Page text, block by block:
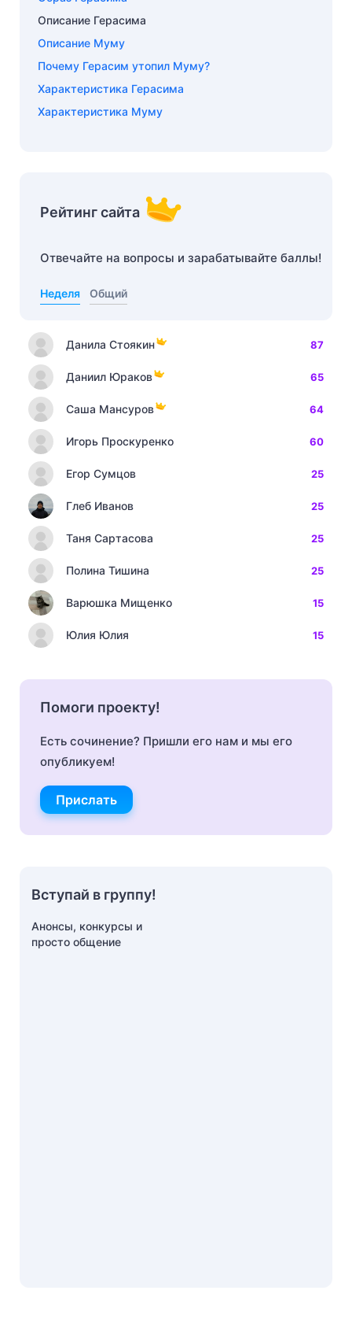
Описание Герасима
Описание Муму
Почему Герасим утопил Муму?
Характеристика Герасима
Характеристика Муму
Рейтинг сайта
Отвечайте на вопросы и зарабатывайте баллы!
Неделя Общий
Данила Стоякин 87
Даниил Юраков 65
Саша Мансуров 64
Игорь Проскуренко 60
Егор Сумцов 25
Глеб Иванов 25
Таня Сартасова 25
Полина Тишина 25
Варюшка Мищенко 15
Юлия Юлия 15
Помоги проекту!
Есть сочинение? Пришли его нам и мы его
опубликуем!
Прислать
Вступай в группу!
Анонсы, конкурсы и
просто общение